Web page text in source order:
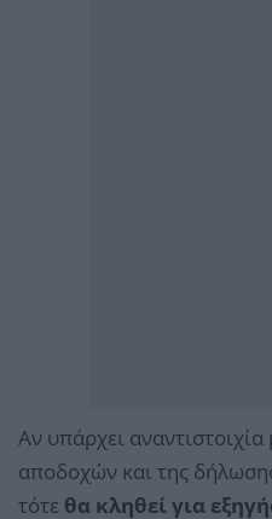
Αν υπάρχει
αποδοχών και της
τότε θα κληθεί για